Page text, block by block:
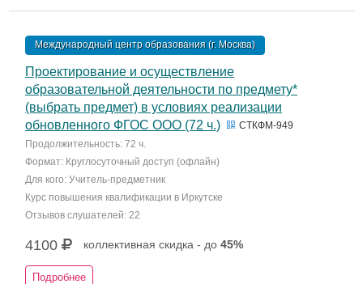
Международный центр образования (г. Москва)
Проектирование и осуществление
образовательной деятельности по предмету*
(выбрать предмет) в условиях реализации
обновленного ФГОС ООО (72 ч.)
СТКФМ-949
Продолжительность: 72 ч.
Формат: Круглосуточный доступ (офлайн)
Для кого: Учитель-предметник
Курс повышения квалификации в Иркутске
Отзывов слушателей: 22
4100 коллективная скидка - до 45%
Подробнее